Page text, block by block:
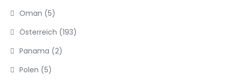
Oman (5)
Österreich (193)
Panama (2)
Polen (5)